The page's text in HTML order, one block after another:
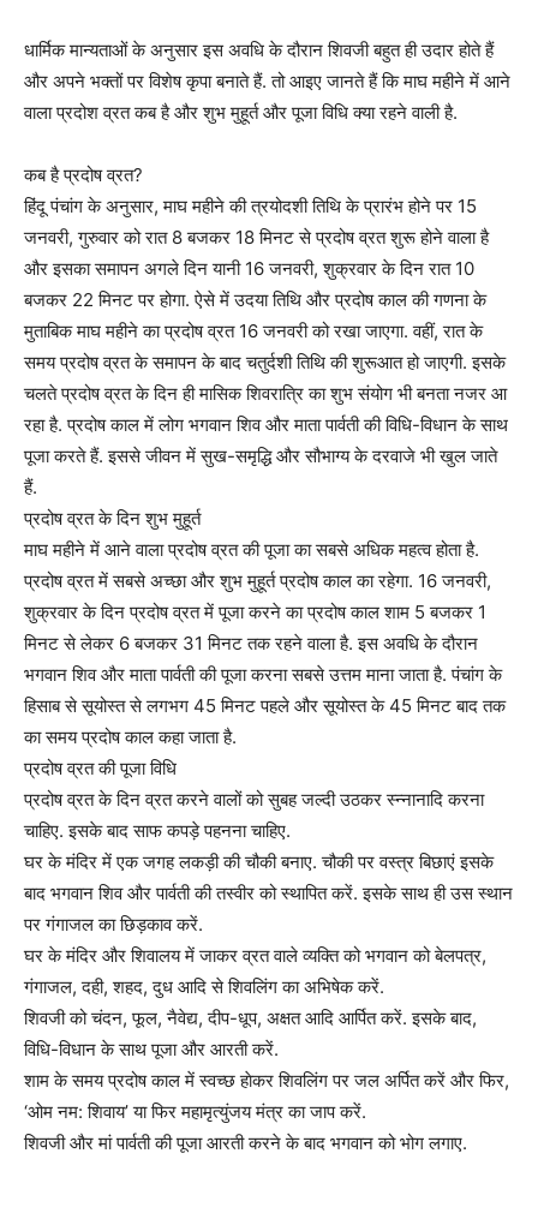
धार्मिक मान्‍यताओं के अनुसार इस अ‍वधि के दौरान शिवजी बहुत ही उदार होते हैं
और अपने भक्तों पर विशेष कृपा बनाते हैं. तो आइए जानते हैं कि माघ महीने में आने
वाला प्रदोश व्रत कब है और शुभ मु‍हूर्त और पूजा विधि क्‍या रहने वाली है.
कब है प्रदोष व्रत?
हिंदू पंचांग के अनुसार, माघ महीने की त्रयोदशी तिथि के प्रारंभ होने पर 15
जनवरी, गुरुवार को रात 8 बजकर 18 मिनट से प्रदोष व्रत शुरू होने वाला है
और इसका समापन अगले दिन यानी 16 जनवरी, शुक्रवार के दिन रात 10
बजकर 22 मिनट पर होगा. ऐसे में उदया तिथि और प्रदोष काल की गणना के
मुताबिक माघ महीने का प्रदोष व्रत 16 जनवरी को रखा जाएगा. वहीं, रात के
समय प्रदोष व्रत के समापन के बाद चतुर्दशी तिथि की शुरूआत हो जाएगी. इसके
चलते प्रदोष व्रत के दिन ही मासिक शिवरात्रि का शुभ संयोग भी बनता नजर आ
रहा है. प्रदोष काल में लोग भगवान शिव और माता पार्वती की विधि-विधान के साथ
पूजा करते हैं. इससे जीवन में सुख-समृद्धि और सौभाग्य के दरवाजे भी खुल जाते
हैं.
प्रदोष व्रत के दिन शुभ मुहूर्त
माघ महीने में आने वाला प्रदोष व्रत की पूजा का सबसे अधिक महत्व होता है.
प्रदोष व्रत में सबसे अच्‍छा और शुभ मुहूर्त प्रदोष काल का रहेगा. 16 जनवरी,
शुक्रवार के दिन प्रदोष व्रत में पूजा करने का प्रदोष काल शाम 5 बजकर 1
मिनट से लेकर 6 बजकर 31 मिनट तक रहने वाला है. इस अवधि के दौरान
भगवान शिव और माता पार्वती की पूजा करना सबसे उत्तम माना जाता है. पंचांग के
हिसाब से सूयोस्‍त से लगभग 45 मिनट पहले और सूयोस्‍त के 45 मिनट बाद तक
का समय प्रदोष काल कहा जाता है.
प्रदोष व्रत की पूजा विधि
प्रदोष व्रत के दिन व्रत करने वालों को सुबह जल्‍दी उठकर स्‍न्नानादि करना
चाहिए. इसके बाद साफ कपड़े पहनना चाहिए.
घर के मंदिर में एक जगह लकड़ी की चौकी बनाए. चौकी पर वस्‍त्र बिछाएं इसके
बाद भगवान शिव और पार्वती की तस्‍वीर को स्‍थापित करें. इसके साथ ही उस स्‍‍थान
पर गंगाजल का छिड़काव करें.
घर के म‍ंदिर और शिवालय में जाकर व्रत वाले व्‍यक्ति को भगवान को बेलपत्र,
गंगाजल, दही, शहद, दुध आदि से शिवलिंग का अभिषेक करें.
शिवजी को चंदन, फूल, नैवेद्य, दीप-धूप, अक्षत आदि आर्पित करें. इसके बाद,
विधि-विधान के साथ पूजा और आरती करें.
शाम के समय प्रदोष काल में स्‍वच्‍छ हाेकर शिवलिंग पर जल अर्पित करें और फिर,
‘ओम नम: शिवाय’ या फिर महामृत्युंजय मंत्र का जाप करें.
शिवजी और मां पार्वती की पूजा आरती करने के बाद भगवान को भोग लगाए.